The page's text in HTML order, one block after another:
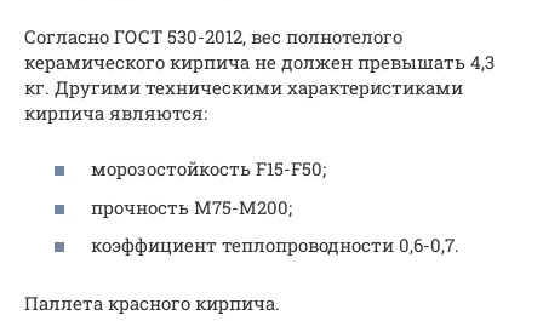
Согласно ГОСТ 530-2012, вес полнотелого
керамического кирпича не должен превышать 4,3
кг. Другими техническими характеристиками
кирпича являются:
морозостойкость F15-F50;
прочность М75-М200;
коэффициент теплопроводности 0,6-0,7.
Паллета красного кирпича.